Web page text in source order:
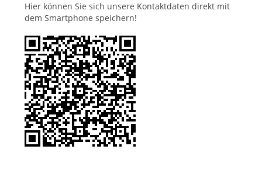
Hier können Sie sich unsere Kontaktdaten direkt mit
dem Smartphone speichern!